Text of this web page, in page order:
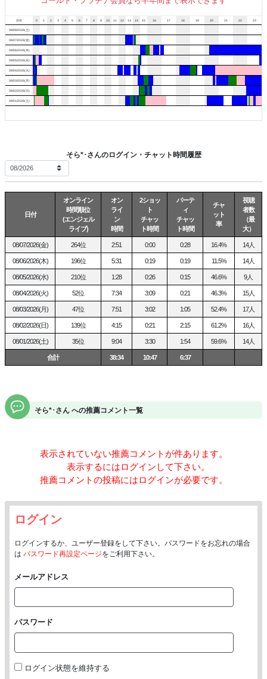
日付 0 1 2 3 4 5 6 7 8 9 10 11 12 13 14 15 16 17 18 19 20 21 22 23
08/08/2026(土)
08/07/2026(金)
08/06/2026(木)
08/05/2026(水)
08/04/2026(火)
08/03/2026(月)
08/02/2026(日)
08/01/2026(土)
そら*･さんのログイン・チャット時間履歴
日付
オンライン
時間順位
(エンジェル
ライブ)
オン
ライ
ン
時間
2ショッ
ト
チャッ
ト時間
パーテ
ィ
チャッ
ト時間
チャ
ット
率
視聴
者数
（最
大）
08/07/2026(金) 264位 2:51 0:00 0:28 16.4% 14人
08/06/2026(木) 196位 5:31 0:19 0:19 11.5% 14人
08/05/2026(水) 210位 1:28 0:26 0:15 46.6% 9人
08/04/2026(火) 52位 7:34 3:09 0:21 46.3% 15人
08/03/2026(月) 47位 7:51 3:02 1:05 52.4% 17人
08/02/2026(日) 139位 4:15 0:21 2:15 61.2% 16人
08/01/2026(土) 35位 9:04 3:30 1:54 59.6% 14人
合計 38:34 10:47 6:37
そら*･さん への推薦コメント一覧
表示されていない推薦コメントが件あります。
表示するにはログインして下さい。
推薦コメントの投稿にはログインが必要です。
ログイン
ログインするか、ユーザー登録をして下さい。パスワードをお忘れの場合
は パスワード再設定ページをご利用下さい。
メールアドレス
パスワード
ログイン状態を維持する